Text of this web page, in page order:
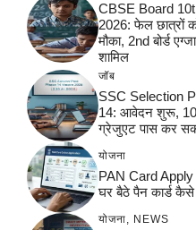
CBSE Board
2026: फेल छात्रों
मौका, 2nd बोर्ड
शामिल
जॉब
SSC Selection
14: आवेदन शुरू,
ग्रेजुएट पास कर
योजना
PAN Card
घर बैठे पैन कार्ड कैसे
योजना NEWS